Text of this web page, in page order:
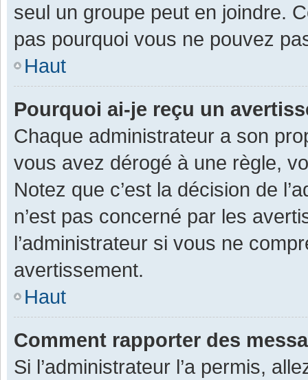
seul un groupe peut en joindre.
pas pourquoi vous ne pouvez
Haut
Pourquoi ai-je reçu un
Chaque administrateur a son
vous avez dérogé à une règle,
Notez que c’est la décision de
n’est pas concerné par les
l’administrateur si vous ne
avertissement.
Haut
Comment rapporter des
Si l’administrateur l’a permis,